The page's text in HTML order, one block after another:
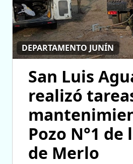
DEPARTAMENTO JUNÍN
San Luis
realizó
Pozo N°1 de
de Merlo